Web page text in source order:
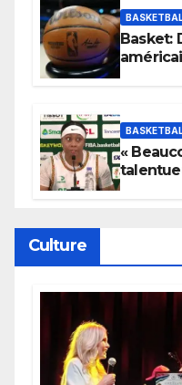
Basket:
«
Culture